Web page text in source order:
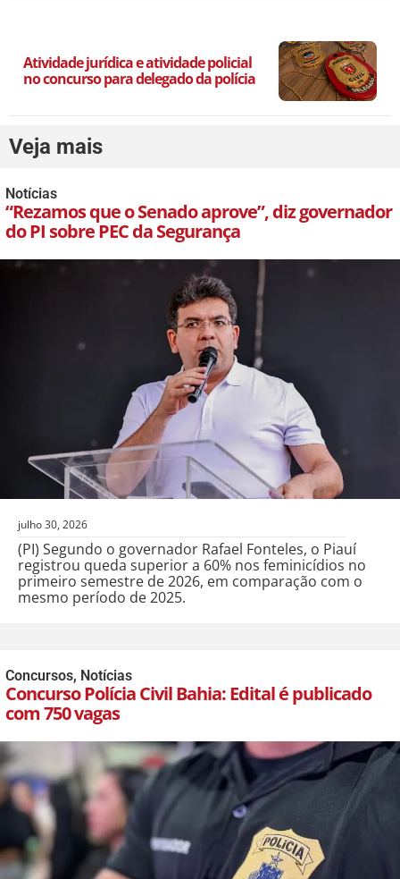
Atividade jurídica e atividade policial
no concurso para delegado da polícia
Veja mais
Notícias
“Rezamos que o Senado aprove”, diz governador
do PI sobre PEC da Segurança
julho 30, 2026
(PI) Segundo o governador Rafael Fonteles, o Piauí
registrou queda superior a 60% nos feminicídios no
primeiro semestre de 2026, em comparação com o
mesmo período de 2025.
Concursos, Notícias
Concurso Polícia Civil Bahia: Edital é publicado
com 750 vagas